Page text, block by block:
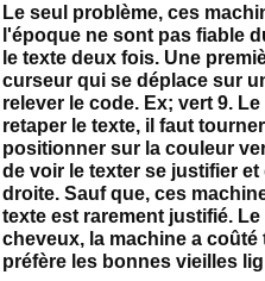
Le seul problème, ces
l'époque ne sont pas fiable
le texte deux fois. Une
curseur qui se déplace sur
relever le code. Ex; vert 9.
retaper le texte, il faut
positionner sur la couleur
de voir le texter se justifier
droite. Sauf que, ces
texte est rarement justifié.
cheveux, la machine a coûté
préfère les bonnes vieilles